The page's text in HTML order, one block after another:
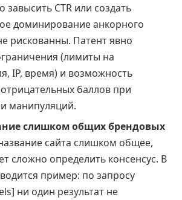
завысить CTR или создать
доминирование анкорного
рискованны. Патент явно
(лимиты на
IP, время) и возможность
баллов при
манипуляций.
слишком общих брендовых
сайта слишком общее,
сложно определить консенсус. В
пример: по запросу
ни один результат не